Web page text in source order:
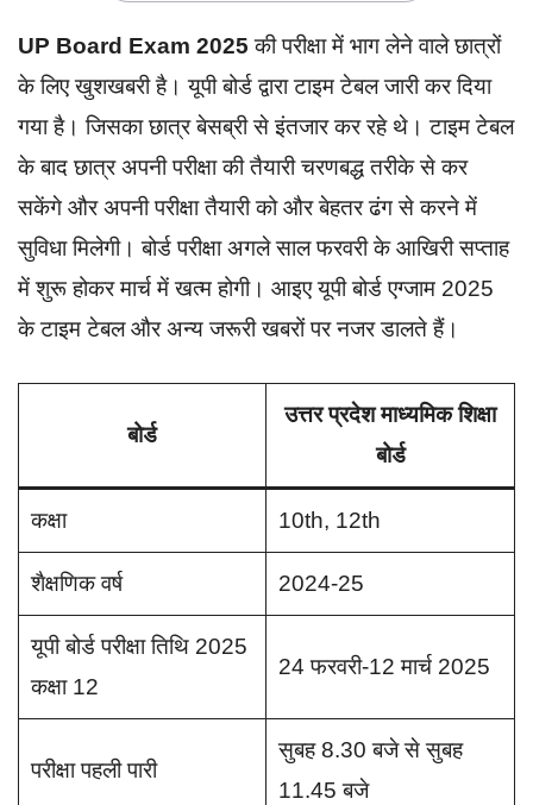
UP Board Exam 2025 की परीक्षा में भाग लेने वाले छात्रों
के लिए खुशखबरी है। यूपी बोर्ड द्वारा टाइम टेबल जारी कर दिया
गया है। जिसका छात्र बेसब्री से इंतजार कर रहे थे। टाइम टेबल
के बाद छात्र अपनी परीक्षा की तैयारी चरणबद्ध तरीके से कर
सकेंगे और अपनी परीक्षा तैयारी को और बेहतर ढंग से करने में
सुविधा मिलेगी। बोर्ड परीक्षा अगले साल फरवरी के आखिरी सप्ताह
में शुरू होकर मार्च में खत्म होगी। आइए यूपी बोर्ड एग्जाम 2025
के टाइम टेबल और अन्य जरूरी खबरों पर नजर डालते हैं।
बोर्ड
उत्तर प्रदेश माध्यमिक शिक्षा
बोर्ड
कक्षा 10th, 12th
शैक्षणिक वर्ष 2024-25
यूपी बोर्ड परीक्षा तिथि 2025
कक्षा 12
24 फरवरी-12 मार्च 2025
परीक्षा पहली पारी
सुबह 8.30 बजे से सुबह
11.45 बजे